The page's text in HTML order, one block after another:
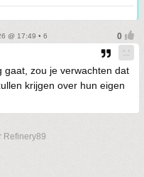
@ 17:49 • 6
gaat, zou je verwachten dat
krijgen over hun eigen
Refinery89